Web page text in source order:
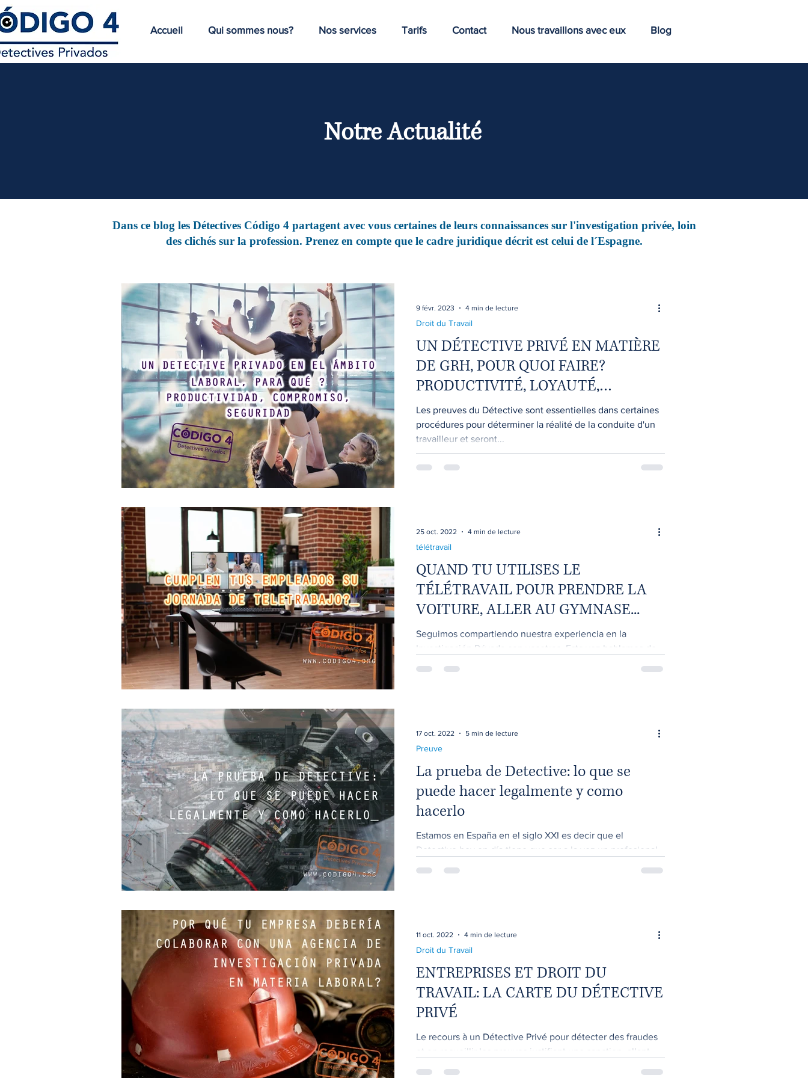
Accueil Qui sommes nous? Nos services Tarifs Contact Nous travaillons avec eux Blog
Notre Actualité
Dans ce blog les Détectives Código 4 partagent avec vous certaines de leurs connaissances sur l'investigation privée, loin
des clichés sur la profession. Prenez en compte que le cadre juridique décrit est celui de l´Espagne.
UN DÉTECTIVE PRIVÉ EN MATIÈRE
DE GRH, POUR QUOI FAIRE?
PRODUCTIVITÉ, LOYAUTÉ,
SÉCURITÉ
Les preuves du Détective sont essentielles dans certaines
procédures pour déterminer la réalité de la conduite d'un
travailleur et seront...
Droit du Travail
9 févr. 2023 4 min de lecture
QUAND TU UTILISES LE
TÉLÉTRAVAIL POUR PRENDRE LA
VOITURE, ALLER AU GYMNASE...
Seguimos compartiendo nuestra experiencia en la
Investigación Privada con vosotros. Esta vez hablamos de
télétravail
25 oct. 2022 4 min de lecture
La prueba de Detective: lo que se
puede hacer legalmente y como
hacerlo
Estamos en España en el siglo XXI es decir que el
Detective hoy en día tiene que ser a la vez un profesional
Preuve
17 oct. 2022 5 min de lecture
ENTREPRISES ET DROIT DU
TRAVAIL: LA CARTE DU DÉTECTIVE
PRIVÉ
Le recours à un Détective Privé pour détecter des fraudes
et en recueillir les preuves justifiant une sanction, allant
Droit du Travail
11 oct. 2022 4 min de lecture